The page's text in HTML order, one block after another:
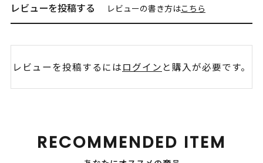
レビューを投稿する レビューの書き方はこちら
レビューを投稿するにはログイン と購入が必要です。
RECOMMENDED ITEM